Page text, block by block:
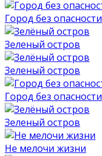
Город без опасности
Зеленый остров
Зеленый остров
Город без опасности
Зеленый остров
Не мелочи жизни